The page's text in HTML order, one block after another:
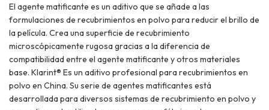
El agente matificante es un aditivo que se añade a las
formulaciones de recubrimientos en polvo para reducir el brillo de
la película. Crea una superficie de recubrimiento
microscópicamente rugosa gracias a la diferencia de
compatibilidad entre el agente matificante y otros materiales
base. Klarint® Es un aditivo profesional para recubrimientos en
polvo en China. Su serie de agentes matificantes está
desarrollada para diversos sistemas de recubrimiento en polvo y